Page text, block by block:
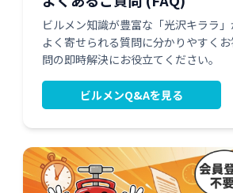
ビルメン知識が豊富な「光沢キララ
よく寄せられる質問に分かりやすく
問の即時解決にお役立てください。
ビルメンQ&Aを見る